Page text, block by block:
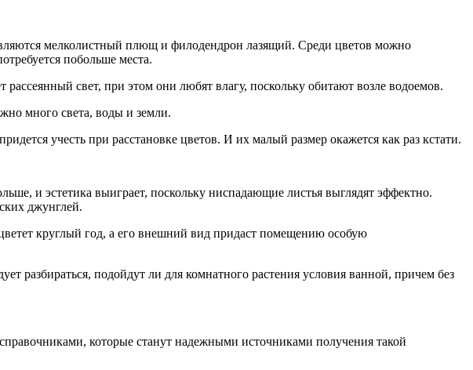
мелколистный плющ и филодендрон лазящий. Среди цветов можно
побольше места.
свет, при этом они любят влагу, поскольку обитают возле водоемов.
много света, воды и земли.
учесть при расстановке цветов. И их малый размер окажется как раз кстати.
и эстетика выиграет, поскольку ниспадающие листья выглядят эффектно.
джунглей.
круглый год, а его внешний вид придаст помещению особую
разбираться, подойдут ли для комнатного растения условия ванной, причем без
которые станут надежными источниками получения такой